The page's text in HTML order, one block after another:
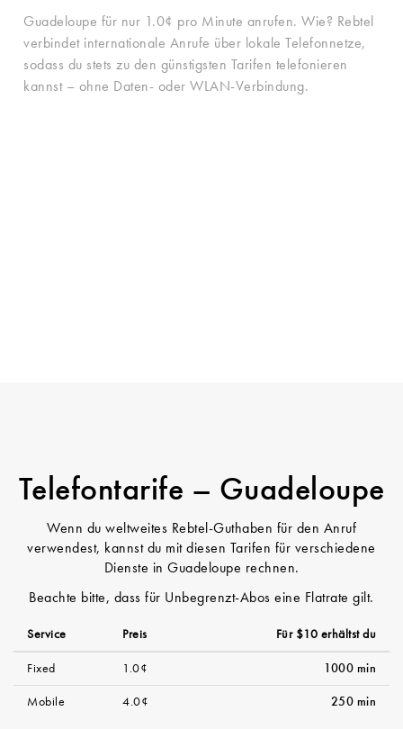
Guadeloupe für nur 1.0¢ pro Minute anrufen. Wie? Rebtel
verbindet internationale Anrufe über lokale Telefonnetze,
sodass du stets zu den günstigsten Tarifen telefonieren
kannst – ohne Daten- oder WLAN-Verbindung.
Telefontarife – Guadeloupe
Wenn du weltweites Rebtel-Guthaben für den Anruf
verwendest, kannst du mit diesen Tarifen für verschiedene
Dienste in Guadeloupe rechnen.
Beachte bitte, dass für Unbegrenzt-Abos eine Flatrate gilt.
Service Preis Für $10 erhältst du
Fixed 1.0¢ 1000 min
Mobile 4.0¢ 250 min